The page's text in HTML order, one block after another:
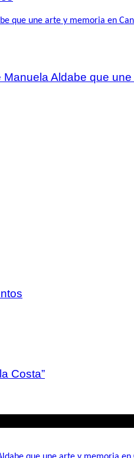
Aldabe que
Costa”